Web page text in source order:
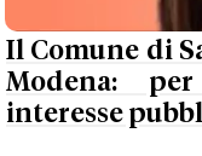
Il Comune di
Modena:
interesse